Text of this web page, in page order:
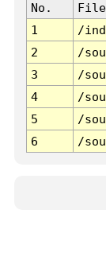
No. File
1
/
2
/
3
/
4
/
5
/
6
/